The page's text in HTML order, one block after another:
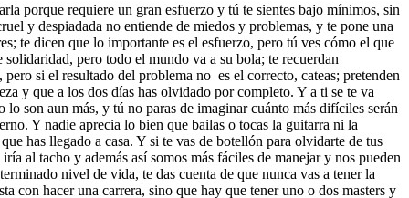
porque requiere un gran esfuerzo y tú te sientes bajo mínimos, sin
y despiadada no entiende de miedos y problemas, y te pone una
te dicen que lo importante es el esfuerzo, pero tú ves cómo el que
pero todo el mundo va a su bola; te recuerdan
si el resultado del problema no es el correcto, cateas; pretenden
y que a los dos días has olvidado por completo. Y a ti se te va
son aun más, y tú no paras de imaginar cuánto más difíciles serán
Y nadie aprecia lo bien que bailas o tocas la guitarra ni la
has llegado a casa. Y si te vas de botellón para olvidarte de tus
al tacho y además así somos más fáciles de manejar y nos pueden
nivel de vida, te das cuenta de que nunca vas a tener la
con hacer una carrera, sino que hay que tener uno o dos masters y